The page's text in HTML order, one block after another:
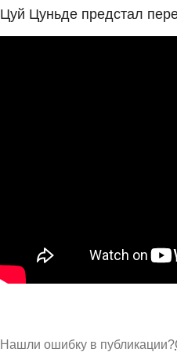
Цуй Цуньде предстал
Нашли ошибку в публикации?